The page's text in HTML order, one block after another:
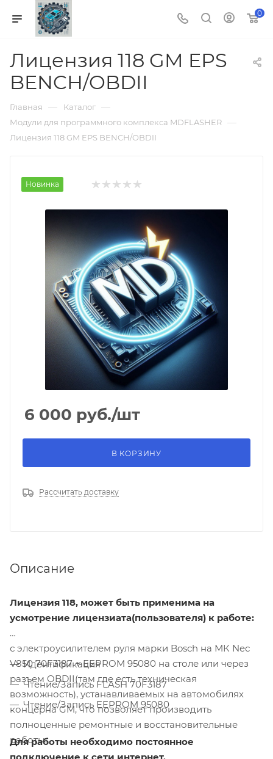
0
Лицензия 118 GM EPS
BENCH/OBDII
Главная — Каталог —
Модули для программного комплекса MDFLASHER —
Лицензия 118 GM EPS BENCH/OBDII
Новинка
6 000 руб./шт
В КОРЗИНУ
Рассчитать доставку
Описание
Лицензия 118, может быть применима на
усмотрение лицензиата(пользователя) к работе:
с электроусилителем руля марки Bosch на МК Nec
V850 70F3187 + EEPROM 95080 на столе или через
разъем OBDII(там где есть техническая
возможность), устанавливаемых на автомобилях
концерна GM, что позволяет производить
полноценные ремонтные и восстановительные
работы.
Идентификация
Чтение/Запись FLASH 70F3187
Чтение/Запись EEPROM 95080
Для работы необходимо постоянное